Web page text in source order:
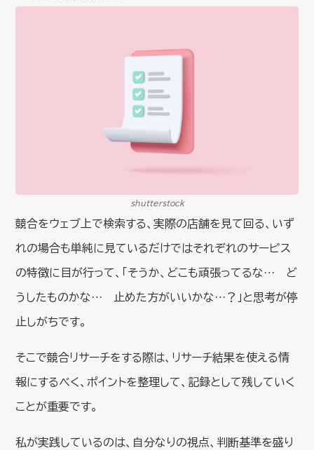
shutterstock
競合をウェブ上で検索する、実際の店舗を見て回る、いず
れの場合も単純に見ているだけではそれぞれのサービス
の特徴に目が行って、「そうか、どこも頑張ってるな… ど
うしたものかな… 止めた方がいいかな…？」と思考が停
止しがちです。
そこで競合リサーチをする際は、リサーチ結果を使える情
報にするべく、ポイントを整理して、記録として残していく
ことが重要です。
私が実践しているのは、自分なりの視点、判断基準を盛り